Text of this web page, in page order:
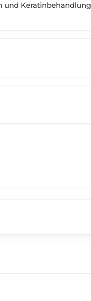
und Keratinbehandlung